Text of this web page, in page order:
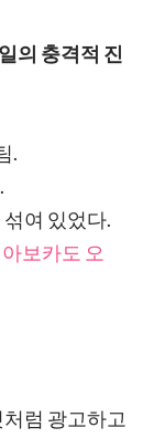
의 충격적 진
.
여 있었다.
보카도 오
럼 광고하고